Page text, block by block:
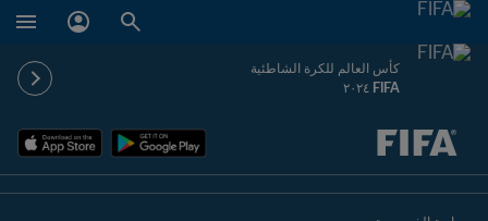
كأس العالم للكرة الشاطئية
FIFA ٢٠٢٤
يُحدَّد لاحقاً ضد يُحدَّد لاحقاً